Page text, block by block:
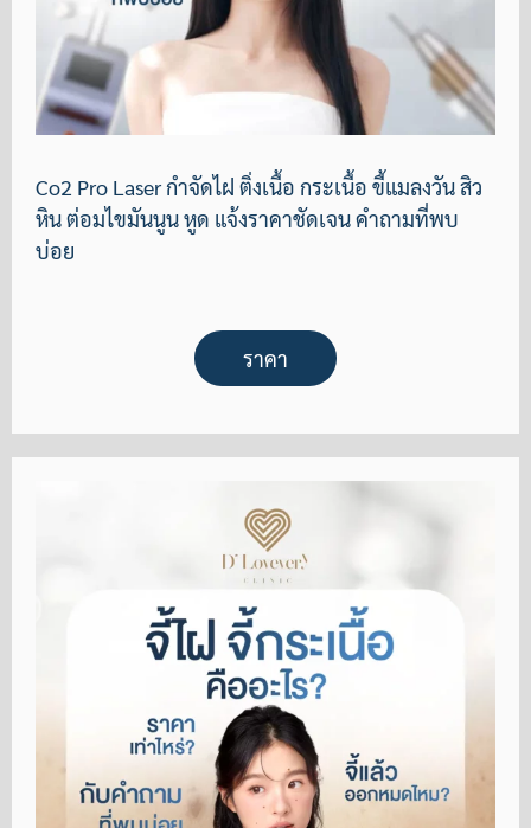
Co2 Pro Laser กำจัดไฝ ติ่งเนื้อ กระเนื้อ ขี้แมลงวัน สิว
หิน ต่อมไขมันนูน หูด แจ้งราคาชัดเจน คำถามที่พบ
บ่อย
ราคา